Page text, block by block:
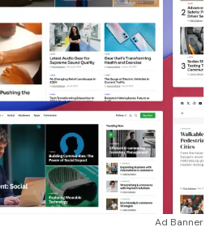
Ad Banner